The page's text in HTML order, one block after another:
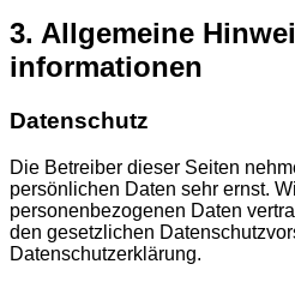
3. Allgemeine
informationen
Datenschutz
Die Betreiber dieser Seiten
persönlichen Daten sehr ernst.
personenbezogenen Daten
den gesetzlichen
Datenschutzerklärung.